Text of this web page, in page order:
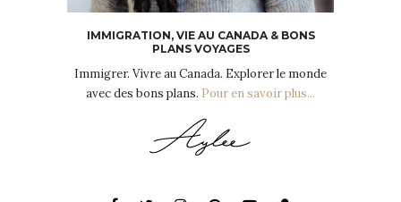
IMMIGRATION, VIE AU CANADA & BONS
PLANS VOYAGES
Immigrer. Vivre au Canada. Explorer le monde
avec des bons plans. Pour en savoir plus...